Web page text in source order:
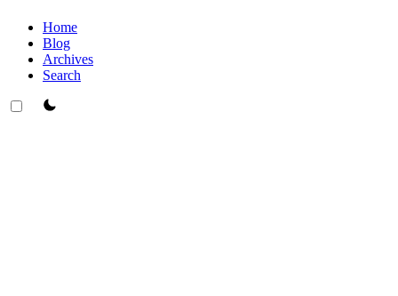
Home
Blog
Archives
Search
theme switcher